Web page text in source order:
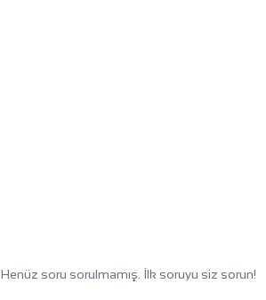
Henüz soru sorulmamış. İlk soruyu siz sorun!